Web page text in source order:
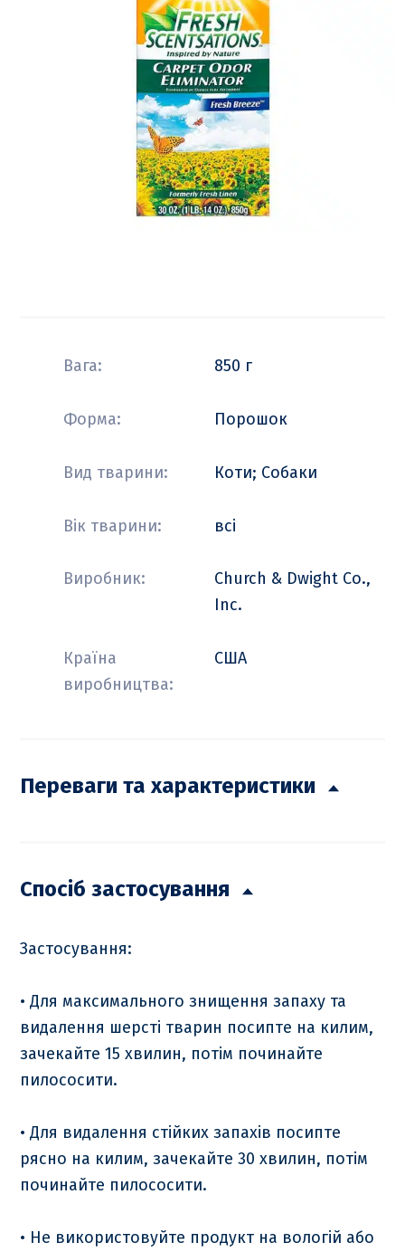
Вага: 850 г
Форма: Порошок
Вид тварини: Коти; Собаки
Вік тварини: всі
Виробник:
Church & Dwight Co.,
Inc.
Країна
виробництва:
США
Переваги та характеристики
Спосіб застосування
Застосування:
• Для максимального знищення запаху та
видалення шерсті тварин посипте на килим,
зачекайте 15 хвилин, потім починайте
пилососити.
• Для видалення стійких запахів посипте
рясно на килим, зачекайте 30 хвилин, потім
починайте пилососити.
• Не використовуйте продукт на вологій або